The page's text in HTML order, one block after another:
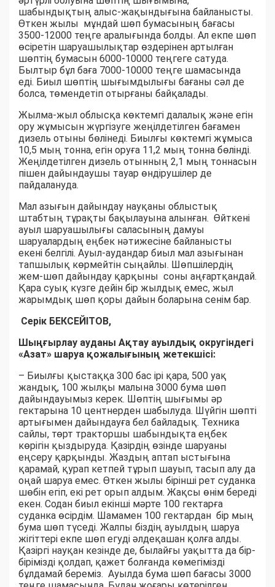
шабындықтың алыс-жақындығына байланысты.
Өткен жылы мұндай шөп бумасының бағасы
3500-12000 теңге аралығында болды. Ал екпе шөп
өсіретін шаруашылықтар өздерінен артылған
шөптің бумасын 6000-10000 теңгеге сатуда.
Былтыр бұл баға 7000-10000 теңге шамасында
еді. Биыл шөптің шығымдылығы бағаны сәл де
болса, төмендетіп отырғаны байқалады.
Жылма-жыл облысқа көктемгі далалық және егін
ору жұмысын жүргізуге жеңілдетілген бағамен
дизель отыны бөлінеді. Биылғы көктемгі жұмыса
10,5 мың тонна, егін оруға 11,2 мың тонна бөлінді.
Жеңілдетілген дизель отынның 2,1 мың тоннасын
пішен дайындаушы тауар өндірушілер де
пайдалануда.
Мал азығын дайындау науқаны облыстық
штабтың тұрақты бақылауына алынған. Өйткені
ауыл шаруашылығы саласының дамуы
шаруалардың еңбек нәтижесіне байланысты
екені белгілі. Ауыл-аудандар биыл мал азығынан
тапшылық көрмейтін сыңайлы. Шөпшілердің
жем-шөп дайындау қарқыны соны аңғартқандай.
Қара суық күзге дейін бір жылдық емес, жыл
жарымдық шөп қоры дайын боларына сенім бар.
Серік БЕКСЕЙІТОВ,
Шыңғырлау ауданы Ақтау ауылдық округіндегі
«Азат» шаруа қожалығының жетекшісі:
– Биылғы қыстаққа 300 бас ірі қара, 500 уақ
жандық, 100 жылқы малына 3000 бума шөп
дайындауымыз керек. Шөптің шығымы әр
гектарына 10 центнерден шабылуда. Шүйгін шөпті
артығымен дайындауға бел байладық. Техника
сайлы, төрт тракторшы шабындықта еңбек
көрігін қыздыруда. Қазірдің өзінде шаруаны
еңсеру қарқынды. Жаздың аптап ыстығына
қарамай, қурап кетпей тұрып шауып, тасып алу да
оңай шаруа емес. Өткен жылы бірінші рет суданка
шөбін егіп, екі рет орып алдым. Жақсы өнім береді
екен. Содан биыл екінші мәрте 100 гектарға
суданка өсірдім. Шамамен 100 гектардан бір мың
бума шөп түседі. Жалпы біздің ауылдың шаруа
жігіттері екпе шөп егуді әлдеқашан қолға алды.
Қазіргі науқан кезінде де, былайғы уақытта да бір-
бірімізді қолдап, қажет болғанда көмегімізді
бұлдамай береміз. Ауылда бума шөп бағасы 3000